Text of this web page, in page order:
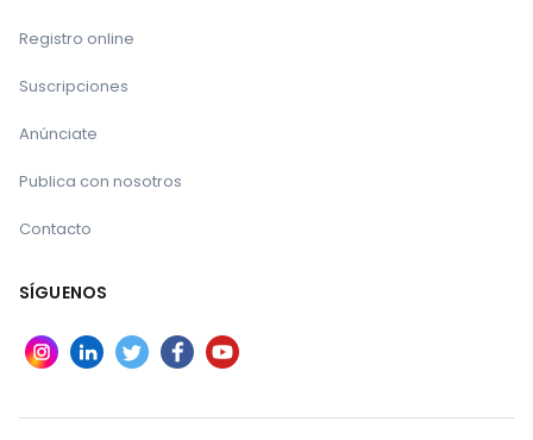
Registro online
Suscripciones
Anúnciate
Publica con nosotros
Contacto
SÍGUENOS